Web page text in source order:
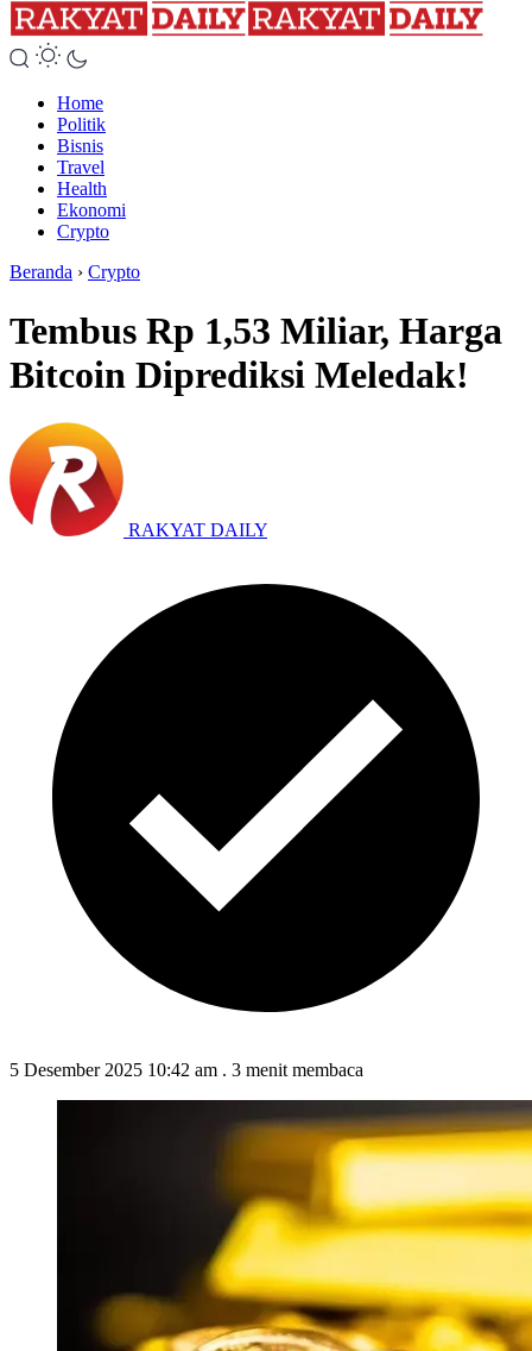
Home
Politik
Bisnis
Travel
Health
Ekonomi
Crypto
Beranda › Crypto
Tembus Rp 1,53 Miliar, Harga
Bitcoin Diprediksi Meledak!
RAKYAT DAILY
5 Desember 2025 10:42 am . 3 menit membaca